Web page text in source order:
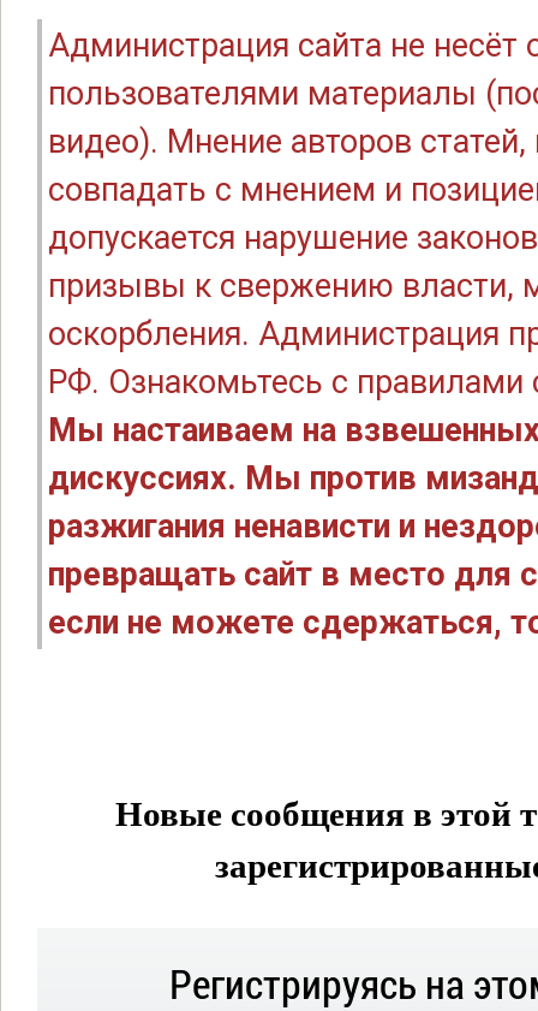
Администрация сайта не
пользователями материалы
видео). Мнение авторов
совпадать с мнением и
допускается нарушение
призывы к свержению власти,
оскорбления. Администрация
РФ. Ознакомьтесь с правилами
Мы настаиваем на
дискуссиях. Мы против
разжигания ненависти и
превращать сайт в место для
если не можете сдержаться,
Новые сообщения в этой
Регистрируясь на